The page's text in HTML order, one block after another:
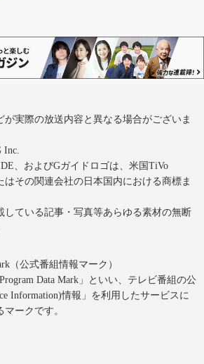
が実際の放送内容と異なる場合がございま
Inc.
、およびGガイドロゴは、米国TiVo
はその関連会社の日本国内における商標ま
している記事・写真等あらゆる素材の無断
（公式番組情報マーク）
Data Mark」といい、テレビ番組の公
Information)情報」を利用したサービスに
ークです。